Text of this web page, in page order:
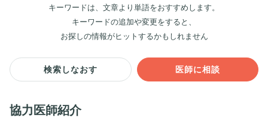
キーワードは、文章より単語をおすすめします。
キーワードの追加や変更をすると、
お探しの情報がヒットするかもしれません
検索しなおす 医師に相談
協力医師紹介